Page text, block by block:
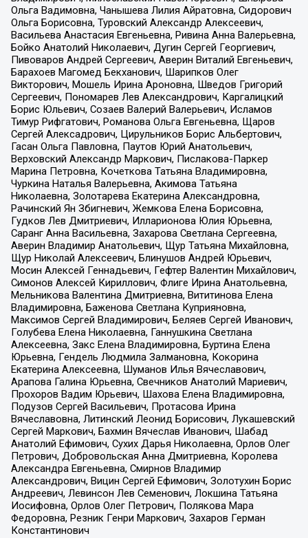
Ольга Вадимовна, Чанышева Лилия Айратовна, Сидорович
Ольга Борисовна, Туровский Александр Алексеевич,
Васильева Анастасия Евгеньевна, Ривина Анна Валерьевна,
Бойко Анатолий Николаевич, Дугин Сергей Георгиевич,
Пивоваров Андрей Сергеевич, Аверин Виталий Евгеньевич,
Барахоев Магомед Бекханович, Шарипков Олег
Викторович, Мошель Ирина Ароновна, Шведов Григорий
Сергеевич, Пономарев Лев Александрович, Каргалицкий
Борис Юльевич, Созаев Валерий Валерьевич, Исламов
Тимур Рифгатович, Романова Ольга Евгеньевна, Щаров
Сергей Алексадрович, Цирульников Борис Альбертович,
Гасан Ольга Павловна, Паутов Юрий Анатольевич,
Верховский Александр Маркович, Пислакова-Паркер
Марина Петровна, Кочеткова Татьяна Владимировна,
Чуркина Наталья Валерьевна, Акимова Татьяна
Николаевна, Золотарева Екатерина Александровна,
Рачинский Ян Збигневич, Жемкова Елена Борисовна,
Гудков Лев Дмитриевич, Илларионова Юлия Юрьевна,
Саранг Анна Васильевна, Захарова Светлана Сергеевна,
Аверин Владимир Анатольевич, Щур Татьяна Михайловна,
Щур Николай Алексеевич, Блинушов Андрей Юрьевич,
Мосин Алексей Геннадьевич, Гефтер Валентин Михайлович,
Симонов Алексей Кириллович, Флиге Ирина Анатольевна,
Мельникова Валентина Дмитриевна, Вититинова Елена
Владимировна, Баженова Светлана Куприяновна,
Максимов Сергей Владимирович, Беляев Сергей Иванович,
Голубева Елена Николаевна, Ганнушкина Светлана
Алексеевна, Закс Елена Владимировна, Буртина Елена
Юрьевна, Гендель Людмила Залмановна, Кокорина
Екатерина Алексеевна, Шуманов Илья Вячеславович,
Арапова Галина Юрьевна, Свечников Анатолий Мариевич,
Прохоров Вадим Юрьевич, Шахова Елена Владимировна,
Подузов Сергей Васильевич, Протасова Ирина
Вячеславовна, Литинский Леонид Борисович, Лукашевский
Сергей Маркович, Бахмин Вячеслав Иванович, Шабад
Анатолий Ефимович, Сухих Дарья Николаевна, Орлов Олег
Петрович, Добровольская Анна Дмитриевна, Королева
Александра Евгеньевна, Смирнов Владимир
Александрович, Вицин Сергей Ефимович, Золотухин Борис
Андреевич, Левинсон Лев Семенович, Локшина Татьяна
Иосифовна, Орлов Олег Петрович, Полякова Мара
Федоровна, Резник Генри Маркович, Захаров Герман
Константинович